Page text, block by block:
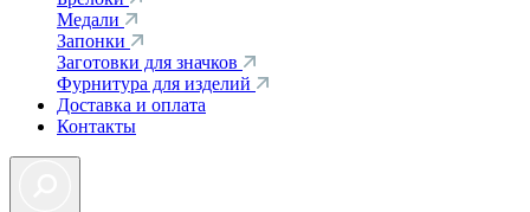
Медали
Запонки
Заготовки для значков
Фурнитура для изделий
Доставка и оплата
Контакты